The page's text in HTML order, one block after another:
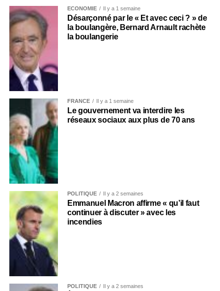
ECONOMIE Il y a 1 semaine
Désarçonné par le « Et avec ceci ? » de
la boulangère, Bernard Arnault rachète
la boulangerie
FRANCE Il y a 1 semaine
Le gouvernement va interdire les
réseaux sociaux aux plus de 70 ans
POLITIQUE Il y a 2 semaines
Emmanuel Macron affirme « qu’il faut
continuer à discuter » avec les
incendies
POLITIQUE Il y a 2 semaines